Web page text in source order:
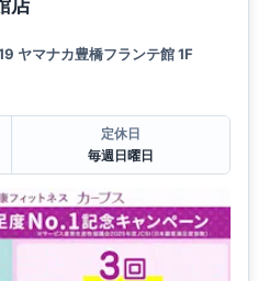
店
ヤマナカ豊橋フランテ館 1F
定休日
毎週日曜日